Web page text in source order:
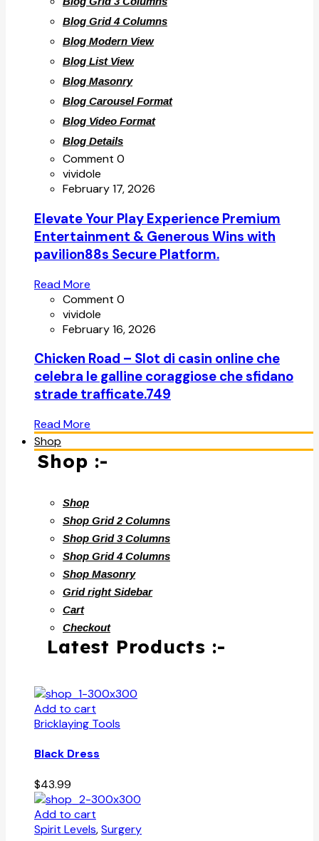
Blog Grid 4 Columns
Blog Modern View
Blog List View
Blog Masonry
Blog Carousel Format
Blog Video Format
Blog Details
Comment 0
vividole
February 17, 2026
Elevate Your Play Experience Premium
Entertainment & Generous Wins with
pavilion88s Secure Platform.
Read More
Comment 0
vividole
February 16, 2026
Chicken Road – Slot di casin online che
celebra le galline coraggiose che sfidano
strade trafficate.749
Read More
Shop
Shop :-
Shop
Shop Grid 2 Columns
Shop Grid 3 Columns
Shop Grid 4 Columns
Shop Masonry
Grid right Sidebar
Cart
Checkout
Latest Products :-
Add to cart
Bricklaying Tools
Black Dress
$43.99
Add to cart
Spirit Levels,Surgery